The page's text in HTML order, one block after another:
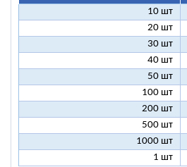
10 шт
20 шт
30 шт
40 шт
50 шт
100 шт
200 шт
500 шт
1000 шт
1 шт